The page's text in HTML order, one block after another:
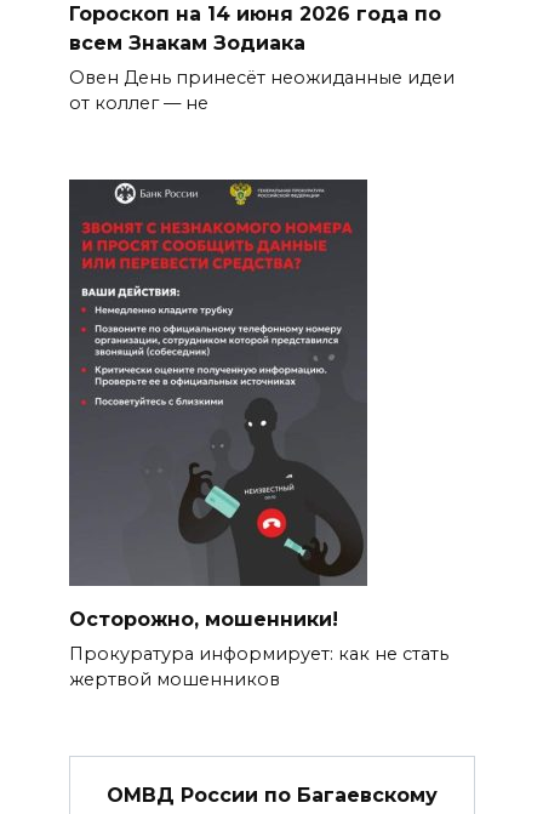
Гороскоп на 14 июня 2026 года по
всем Знакам Зодиака
Овен День принесёт неожиданные идеи
от коллег — не
Осторожно, мошенники!
Прокуратура информирует: как не стать
жертвой мошенников
ОМВД России по Багаевскому